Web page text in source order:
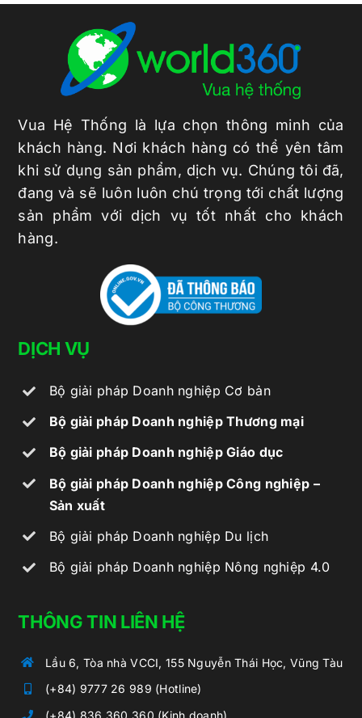
Vua Hệ Thống là lựa chọn thông minh của
khách hàng. Nơi khách hàng có thể yên tâm
khi sử dụng sản phẩm, dịch vụ. Chúng tôi đã,
đang và sẽ luôn luôn chú trọng tới chất lượng
sản phẩm với dịch vụ tốt nhất cho khách
Bộ giải pháp Doanh nghiệp Cơ bản
Bộ giải pháp Doanh nghiệp Thương mại
Bộ giải pháp Doanh nghiệp Giáo dục
Bộ giải pháp Doanh nghiệp Công nghiệp –
Sản xuất
Bộ giải pháp Doanh nghiệp Du lịch
Lầu 6, Tòa nhà VCCI, 155 Nguyễn Thái Học, Vũng Tàu